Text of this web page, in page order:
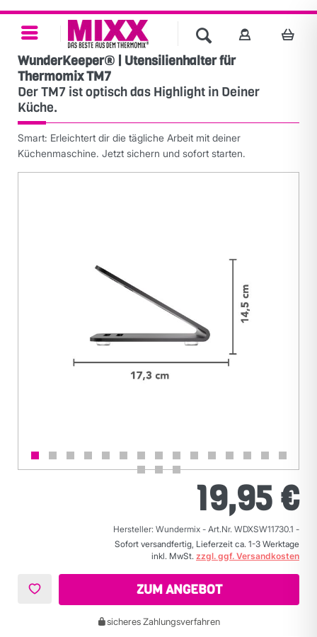
WunderKeeper® | Utensilienhalter für
Thermomix TM7
Der TM7 ist optisch das Highlight in Deiner
Küche.
Smart: Erleichtert dir die tägliche Arbeit mit deiner
Küchenmaschine. Jetzt sichern und sofort starten.
19,95 €
Hersteller: Wundermix - Art.Nr. WDXSW11730.1 -
Sofort versandfertig, Lieferzeit ca. 1-3 Werktage
inkl. MwSt. zzgl. ggf. Versandkosten
ZUM ANGEBOT
sicheres Zahlungsverfahren